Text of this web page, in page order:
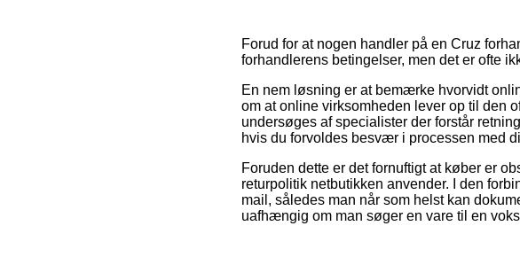
Forud for at nogen handler på en Cruz
forhandlerens betingelser, men det er ofte
En nem løsning er at bemærke hvorvidt
om at online virksomheden lever op til den
undersøges af specialister der forstår
hvis du forvoldes besvær i processen med
Foruden dette er det fornuftigt at køber er
returpolitik netbutikken anvender. I den
mail, således man når som helst kan
uafhængig om man søger en vare til en